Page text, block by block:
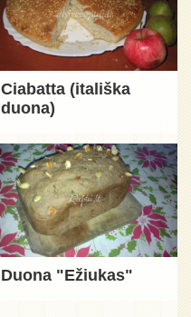
Ciabatta (itališka
duona)
Duona "Ežiukas"